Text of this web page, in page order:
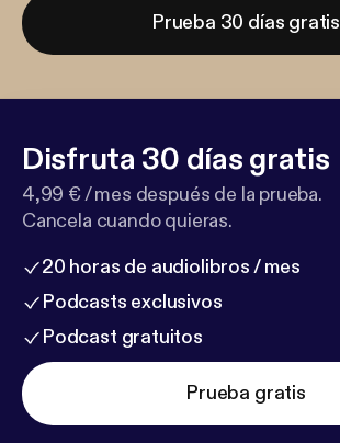
Prueba 30 días gratis
Disfruta 30 días gratis
4,99 € / mes después de la prueba.
Cancela cuando quieras.
20 horas de audiolibros / mes
Podcasts exclusivos
Podcast gratuitos
Prueba gratis